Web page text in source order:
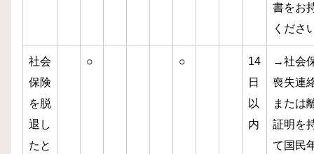
書をお
くださ
社会
保険
を脱
退し
たと
○ ○
14
日
以
内
→社会
喪失連
または
証明を
て国民